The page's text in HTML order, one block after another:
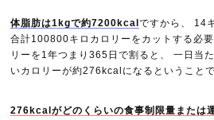
体脂肪は1kgで約7200kcalですから、 14
合計100800キロカロリーをカットする必
リーを1年つまり365日で割ると、 一日当
いカロリーが約276kcalになるということで
276kcalがどのくらいの食事制限量または